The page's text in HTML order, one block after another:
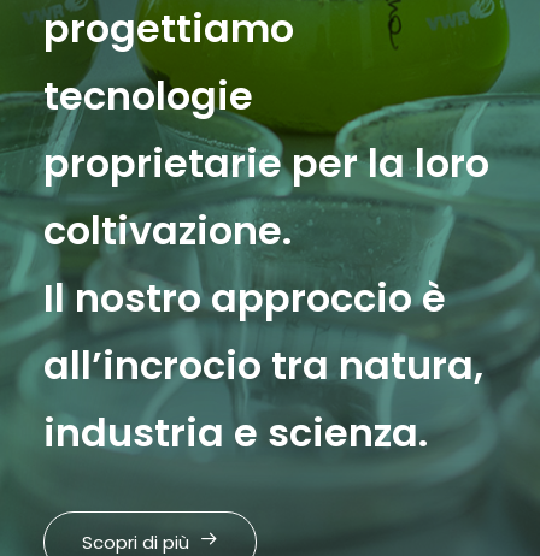
progettiamo
tecnologie
proprietarieper la loro
coltivazione.
Il nostro approccio è
all’incrocio tranatura,
industria e scienza.
Scopri di più